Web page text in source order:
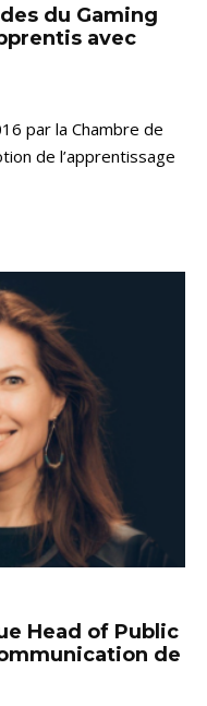
du Gaming
avec
par la Chambre de
de l’apprentissage
Head of Public
de